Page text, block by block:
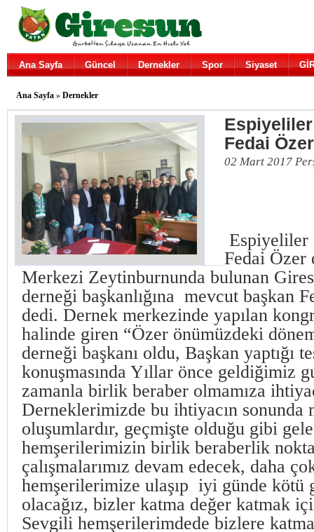
Ana Sayfa Güncel Dernekler Spor Siyaset
Ana Sayfa » Dernekler
Fedai
02 Mart 2017
Espiyeliler
Fedai Özer
Merkezi Zeytinburnunda bulunan
derneği başkanlığına mevcut başkan
dedi. Dernek merkezinde yapılan
halinde giren “Özer önümüzdeki
derneği başkanı oldu, Başkan yaptığı
konuşmasında Yıllar önce geldiğimiz
zamanla birlik beraber olmamıza
Derneklerimizde bu ihtiyacın sonunda
oluşumlardır, geçmişte olduğu gibi
hemşerilerimizin birlik beraberlik
çalışmalarımız devam edecek, daha
hemşerilerimize ulaşıp iyi günde kötü
olacağız, bizler katma değer katmak
Sevgili hemşerilerimdede bizlere